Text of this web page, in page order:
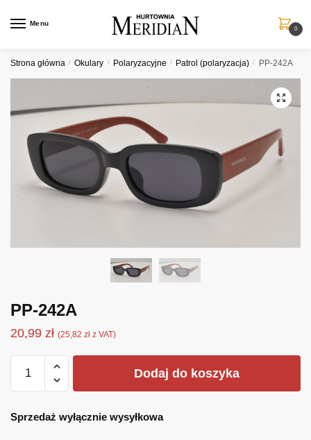
Menu
0
Strona główna / Okulary / Polaryzacyjne / Patrol (polaryzacja) / PP-242A
PP-242A
20,99 zł (25,82 zł z VAT)
PP-
Dodaj do koszyka
Sprzedaż wyłącznie wysyłkowa